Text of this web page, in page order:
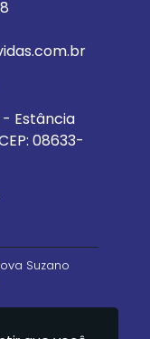
Estância
08633-
Suzano